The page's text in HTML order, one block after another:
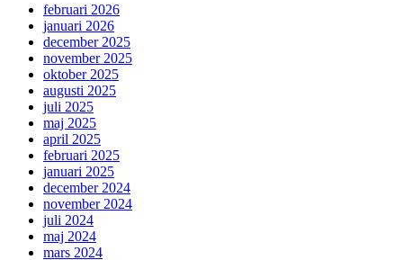
februari 2026
januari 2026
december 2025
november 2025
oktober 2025
augusti 2025
juli 2025
maj 2025
april 2025
februari 2025
januari 2025
december 2024
november 2024
juli 2024
maj 2024
mars 2024